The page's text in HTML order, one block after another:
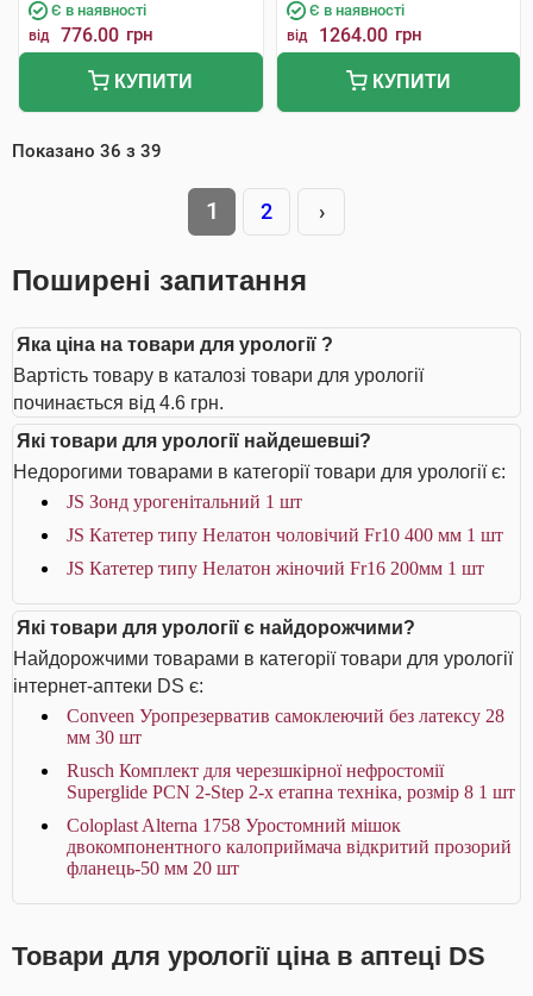
Є в наявності
від 776.00 грн
КУПИТИ
Є в наявності
від 1264.00 грн
КУПИТИ
Показано 36 з 39
1 2 ›
Поширені запитання
Яка ціна на товари для урології ?
Вартість товару в каталозі товари для урології
починається від 4.6 грн.
Які товари для урології найдешевші?
Недорогими товарами в категорії товари для урології є:
JS Зонд урогенітальний 1 шт
JS Катетер типу Нелатон чоловічий Fr10 400 мм 1 шт
JS Катетер типу Нелатон жіночий Fr16 200мм 1 шт
Які товари для урології є найдорожчими?
Найдорожчими товарами в категорії товари для урології
інтернет-аптеки DS є:
Conveen Уропрезерватив самоклеючий без латексу 28
мм 30 шт
Rusch Комплект для черезшкірної нефростомії
Superglide PCN 2-Step 2-х етапна техніка, розмір 8 1 шт
Coloplast Alterna 1758 Уростомний мішок
двокомпонентного калоприймача відкритий прозорий
фланець-50 мм 20 шт
Товари для урології ціна в аптеці DS